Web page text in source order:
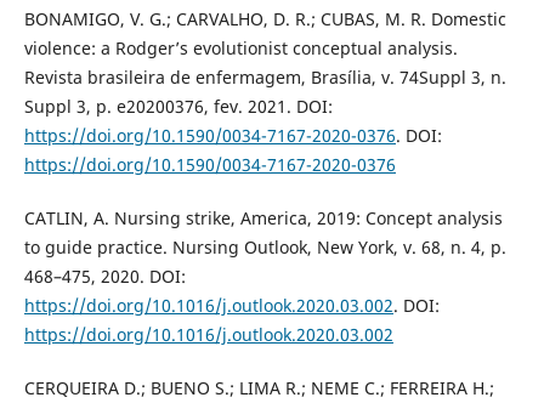
BONAMIGO, V. G.; CARVALHO, D. R.; CUBAS, M. R. Domestic
violence: a Rodger’s evolutionist conceptual analysis.
Revista brasileira de enfermagem, Brasília, v. 74Suppl 3, n.
Suppl 3, p. e20200376, fev. 2021. DOI:
https://doi.org/10.1590/0034-7167-2020-0376. DOI:
https://doi.org/10.1590/0034-7167-2020-0376
CATLIN, A. Nursing strike, America, 2019: Concept analysis
to guide practice. Nursing Outlook, New York, v. 68, n. 4, p.
468–475, 2020. DOI:
https://doi.org/10.1016/j.outlook.2020.03.002. DOI:
https://doi.org/10.1016/j.outlook.2020.03.002
CERQUEIRA D.; BUENO S.; LIMA R.; NEME C.; FERREIRA H.;